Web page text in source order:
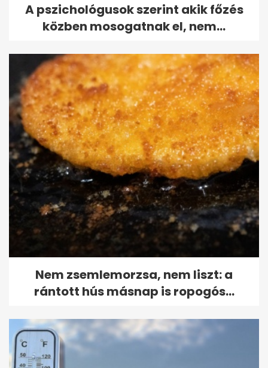
A pszichológusok szerint akik főzés
közben mosogatnak el, nem...
Nem zsemlemorzsa, nem liszt: a
rántott hús másnap is ropogós...